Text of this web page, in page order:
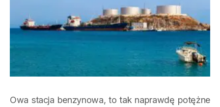
Owa stacja benzynowa, to tak naprawdę potężne